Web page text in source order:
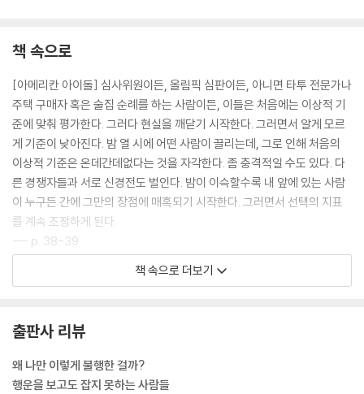
상대에게 ‘예스’라는 답을 듣는 법
새로운 인물이 나타나면 열정적으로 대하라
다양한 관계에서 오는 행운의 힘
*70억 친구로부터 든든한 지원을 받고 싶은 당신에게
9장. 운명의 주사위를 훔치는 완벽한 방법
-당신의 뇌에 믿음을 불어넣어라
누군가에게 투자받으려면 먼저 스스로에게 투자해야한다
이런 것쯤이야, 안 될 게 뭐가 있겠어
행운을 잡기 위해서는 유망한 신인이 되어라
일단 믿어라, 자신의 성공을!
*행운을 만들기 시작한 당신에게
-호기심, 유연성, 열린 마음, 그리고 행운의 표면적을 넓히는 법칙
호기심에 어떻게 행운이 깃드는가
책 속으로
[아메리칸 아이돌] 심사위원이든, 올림픽 심판이든, 아니면 타투 전문가나
주택 구매자 혹은 술집 순례를 하는 사람이든, 이들은 처음에는 이상적 기
준에 맞춰 평가한다. 그러다 현실을 깨닫기 시작한다. 그러면서 알게 모르
게 기준이 낮아진다. 밤 열 시에 어떤 사람이 끌리는데, 그로 인해 처음의
이상적 기준은 온데간데없다는 것을 자각한다. 좀 충격적일 수도 있다. 다
른 경쟁자들과 서로 신경전도 벌인다. 밤이 이슥할수록 내 앞에 있는 사람
이 누구든 간에 그만의 장점에 매혹되기 시작한다. 그러면서 선택의 지표
를 계속 조정하게 된다.
--- p. 38-39
생존을 위해 인간은 다른 이의 눈에 자신이 저녁거리인지 아니면 저녁 식
을 보고 자동으로 반응하는 것은 태어나면서부터 시작된다. 갓 태어난 아
기는 사람의 얼굴과 두 눈과 입의 모양을 주시한다. ‘세 개의 방울’, 즉 두 눈
과 입은 정보가 가장 많이 집약된 곳이다. 직접 마주하든 영상으로 보든 우
책 속으로 더보기
출판사 리뷰
왜 나만 이렇게 불행한 걸까?
행운을 보고도 잡지 못하는 사람들